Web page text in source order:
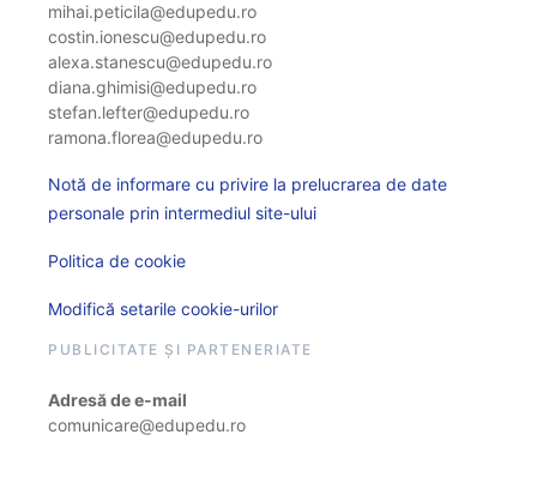
mihai.peticila@edupedu.ro
costin.ionescu@edupedu.ro
alexa.stanescu@edupedu.ro
diana.ghimisi@edupedu.ro
stefan.lefter@edupedu.ro
ramona.florea@edupedu.ro
Notă de informare cu privire la prelucrarea de date
personale prin intermediul site-ului
Politica de cookie
Modifică setarile cookie-urilor
PUBLICITATE ȘI PARTENERIATE
Adresă de e-mail
comunicare@edupedu.ro